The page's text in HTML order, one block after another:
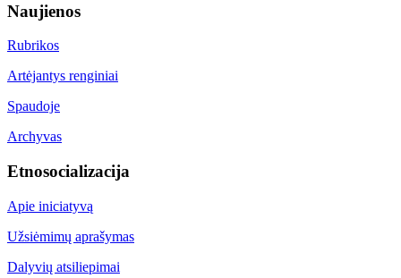
Naujienos
Rubrikos
Artėjantys renginiai
Spaudoje
Archyvas
Etnosocializacija
Apie iniciatyvą
Užsiėmimų aprašymas
Dalyvių atsiliepimai